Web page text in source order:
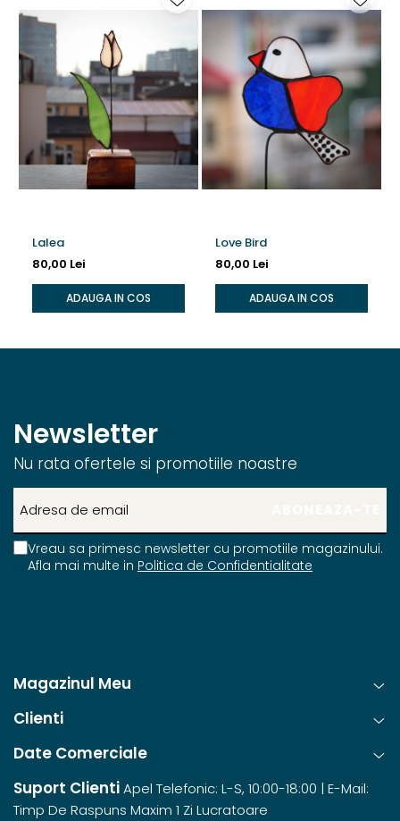
Lalea
80,00 Lei
ADAUGA IN COS
Love Bird
80,00 Lei
ADAUGA IN COS
Newsletter
Nu rata ofertele si promotiile noastre
Vreau sa primesc newsletter cu promotiile magazinului.
Afla mai multe in Politica de Confidentialitate
Magazinul Meu
Clienti
Date Comerciale
Suport ClientiApel Telefonic: L-S, 10:00-18:00 | E-Mail:
Timp De Raspuns Maxim 1 Zi Lucratoare